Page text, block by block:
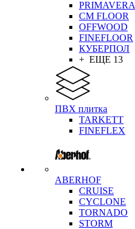
PRIMAVERA
CM FLOOR
OFFWOOD
FINEFLOOR
КУБЕРПОЛ
+ ЕЩЕ 13
ПВХ плитка
TARKETT
FINEFLEX
ABERHOF
CRUISE
CYCLONE
TORNADO
STORM